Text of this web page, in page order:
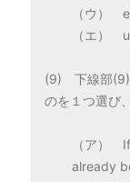
（ウ）
（エ）
(9) 下線部(9)
のを１つ選び
（ア）
already